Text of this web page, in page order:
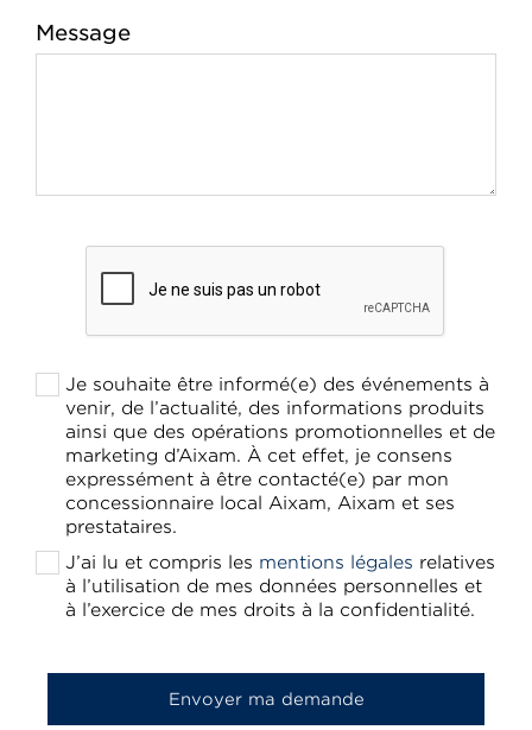
Message
Je souhaite être informé(e) des événements à
venir, de l’actualité, des informations produits
ainsi que des opérations promotionnelles et de
marketing d’Aixam. À cet effet, je consens
expressément à être contacté(e) par mon
concessionnaire local Aixam, Aixam et ses
prestataires.
J’ai lu et compris les mentions légales relatives
à l’utilisation de mes données personnelles et
à l’exercice de mes droits à la confidentialité.